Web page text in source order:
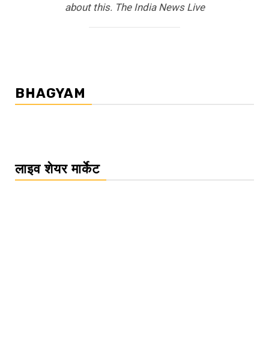
about this. The India News Live
BHAGYAM
लाइव शेयर मार्केट